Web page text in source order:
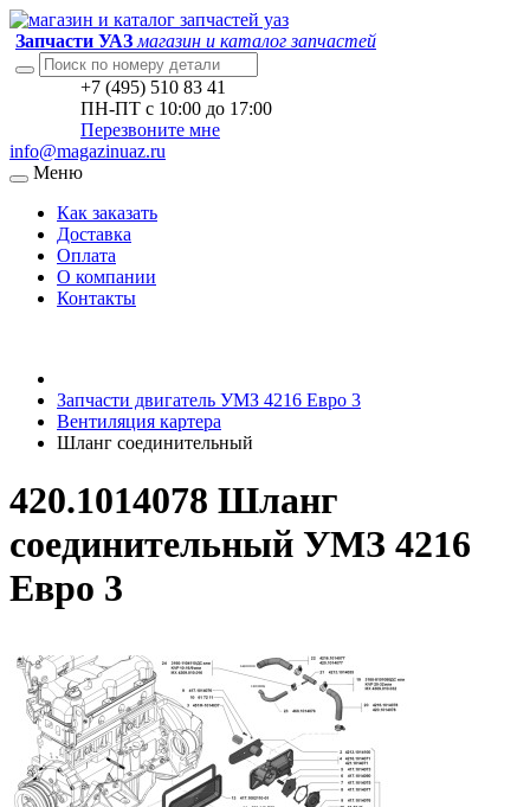
Запчасти УАЗ магазин и каталог запчастей
+7 (495) 510 83 41
ПН-ПТ с 10:00 до 17:00
Перезвоните мне
info@magazinuaz.ru
Меню
Как заказать
Доставка
Оплата
О компании
Контакты
Запчасти двигатель УМЗ 4216 Евро 3
Вентиляция картера
Шланг соединительный
420.1014078 Шланг
соединительный УМЗ 4216
Евро 3